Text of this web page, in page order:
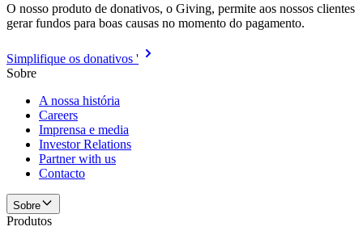
O nosso produto de donativos, o Giving, permite aos nossos clientes
gerar fundos para boas causas no momento do pagamento.
Simplifique os donativos '
Sobre
A nossa história
Careers
Imprensa e media
Investor Relations
Partner with us
Contacto
Sobre
Produtos